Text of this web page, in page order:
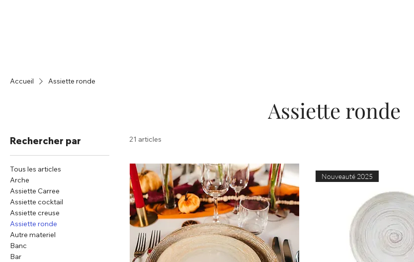
Accueil Assiette ronde
Assiette ronde
Rechercher par
Tous les articles
Arche
Assiette Carree
Assiette cocktail
Assiette creuse
Assiette ronde
Autre materiel
Banc
Bar
21 articles
Nouveauté 2025